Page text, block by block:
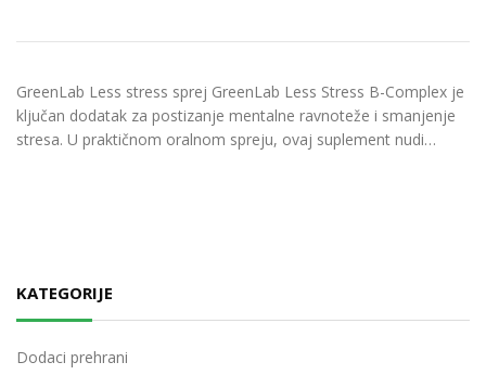
KATEGORIJE
Dodaci prehrani
GreenLab Less stress sprej GreenLab Less Stress B-Complex je
ključan dodatak za postizanje mentalne ravnoteže i smanjenje
stresa. U praktičnom oralnom spreju, ovaj suplement nudi…